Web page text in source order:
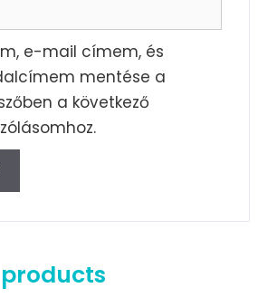
e-mail címem, és
mentése a
a következő